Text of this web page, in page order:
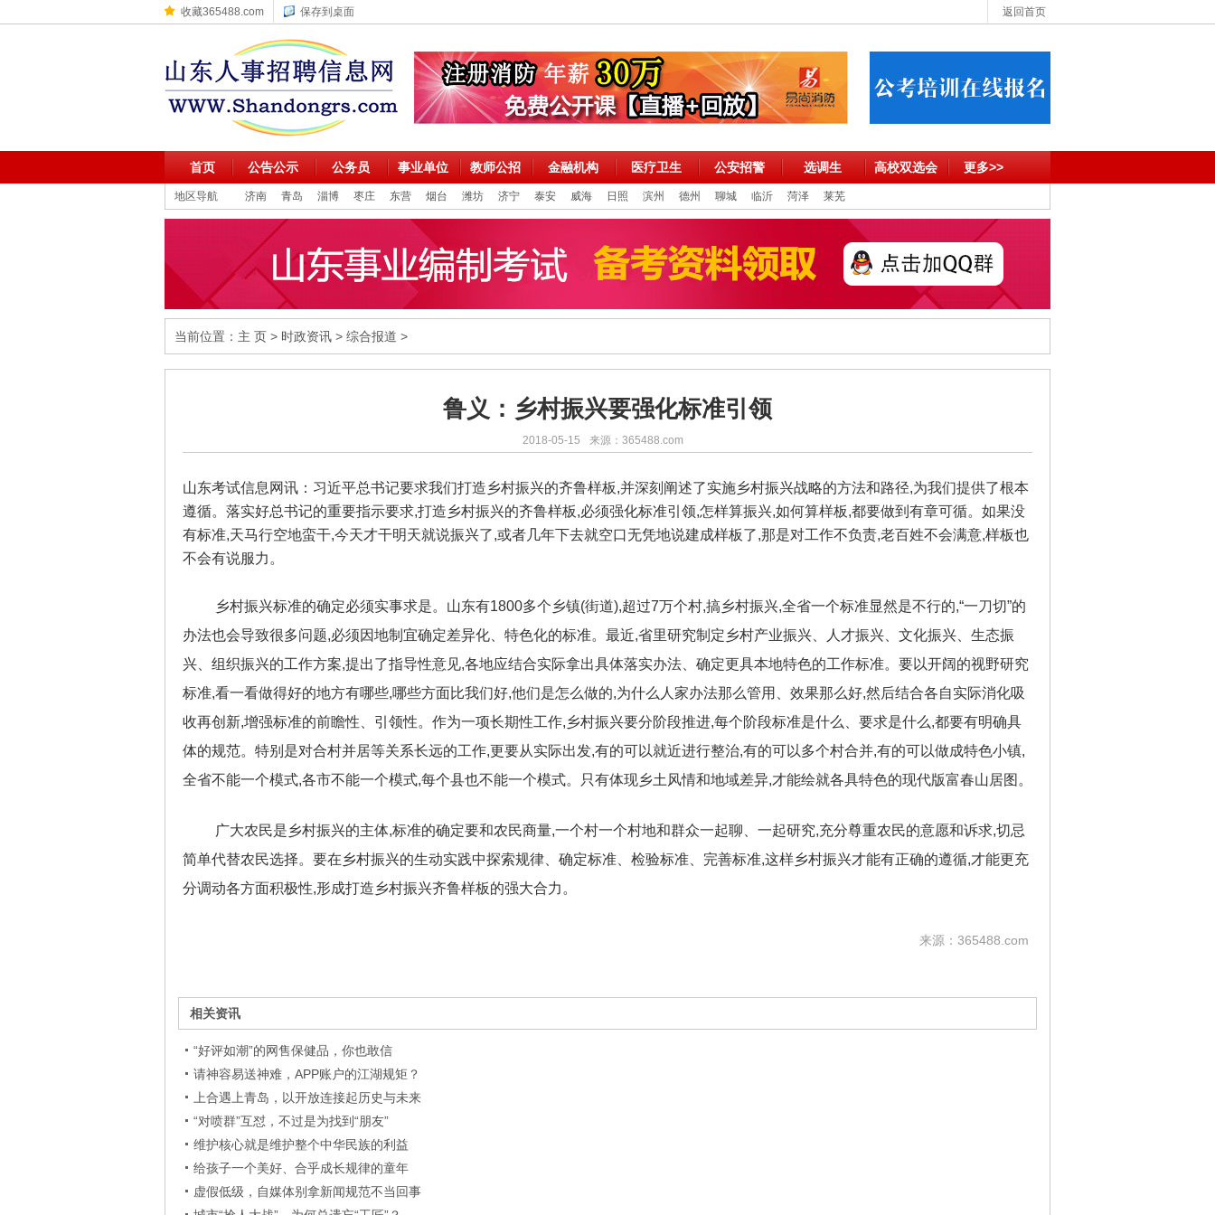
收藏365488.com 保存到桌面 返回首页
首页 公告公示 公务员 事业单位 教师公招 金融机构 医疗卫生 公安招警 选调生 高校双选会 更多>>
地区导航 济南 青岛 淄博 枣庄 东营 烟台 潍坊 济宁 泰安 威海 日照 滨州 德州 聊城 临沂 菏泽 莱芜
当前位置： 主 页 > 时政资讯 > 综合报道 >
鲁义：乡村振兴要强化标准引领
2018-05-15 来源：365488.com
山东考试信息网讯： 习近平总书记要求我们打造乡村振兴的齐鲁样板,并深刻阐述了实施乡村振兴战略的方法和路径,为我们提供了根本
遵循。落实好总书记的重要指示要求,打造乡村振兴的齐鲁样板,必须强化标准引领,怎样算振兴,如何算样板,都要做到有章可循。如果没
有标准,天马行空地蛮干,今天才干明天就说振兴了,或者几年下去就空口无凭地说建成样板了,那是对工作不负责,老百姓不会满意,样板也
不会有说服力。
乡村振兴标准的确定必须实事求是。山东有1800多个乡镇(街道),超过7万个村,搞乡村振兴,全省一个标准显然是不行的,“一刀切”的
办法也会导致很多问题,必须因地制宜确定差异化、特色化的标准。最近,省里研究制定乡村产业振兴、人才振兴、文化振兴、生态振
兴、组织振兴的工作方案,提出了指导性意见,各地应结合实际拿出具体落实办法、确定更具本地特色的工作标准。要以开阔的视野研究
标准,看一看做得好的地方有哪些,哪些方面比我们好,他们是怎么做的,为什么人家办法那么管用、效果那么好,然后结合各自实际消化吸
收再创新,增强标准的前瞻性、引领性。作为一项长期性工作,乡村振兴要分阶段推进,每个阶段标准是什么、要求是什么,都要有明确具
体的规范。特别是对合村并居等关系长远的工作,更要从实际出发,有的可以就近进行整治,有的可以多个村合并,有的可以做成特色小镇,
全省不能一个模式,各市不能一个模式,每个县也不能一个模式。只有体现乡土风情和地域差异,才能绘就各具特色的现代版富春山居图。
广大农民是乡村振兴的主体,标准的确定要和农民商量,一个村一个村地和群众一起聊、一起研究,充分尊重农民的意愿和诉求,切忌
简单代替农民选择。要在乡村振兴的生动实践中探索规律、确定标准、检验标准、完善标准,这样乡村振兴才能有正确的遵循,才能更充
分调动各方面积极性,形成打造乡村振兴齐鲁样板的强大合力。
来源：365488.com
相关资讯
“好评如潮”的网售保健品，你也敢信
请神容易送神难，APP账户的江湖规矩？
上合遇上青岛，以开放连接起历史与未来
“对喷群”互怼，不过是为找到“朋友”
维护核心就是维护整个中华民族的利益
给孩子一个美好、合乎成长规律的童年
虚假低级，自媒体别拿新闻规范不当回事